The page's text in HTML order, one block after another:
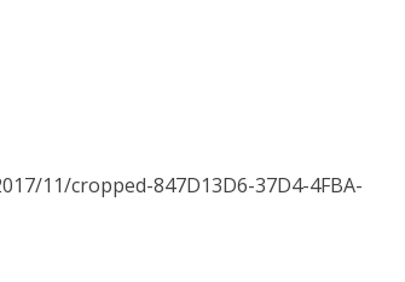
11/cropped-847D13D6-37D4-4FBA-